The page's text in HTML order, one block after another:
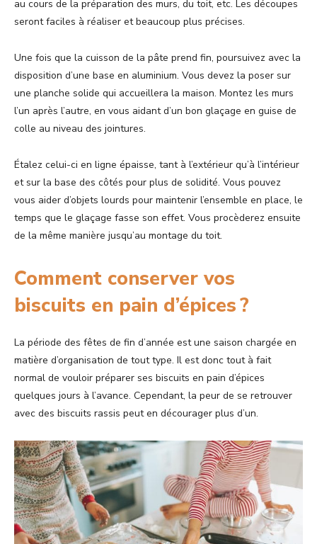
au cours de la préparation des murs, du toit, etc. Les découpes
seront faciles à réaliser et beaucoup plus précises.
Une fois que la cuisson de la pâte prend fin, poursuivez avec la
disposition d’une base en aluminium. Vous devez la poser sur
une planche solide qui accueillera la maison. Montez les murs
l’un après l’autre, en vous aidant d’un bon glaçage en guise de
colle au niveau des jointures.
Étalez celui-ci en ligne épaisse, tant à l’extérieur qu’à l’intérieur
et sur la base des côtés pour plus de solidité. Vous pouvez
vous aider d’objets lourds pour maintenir l’ensemble en place, le
temps que le glaçage fasse son effet. Vous procèderez ensuite
de la même manière jusqu’au montage du toit.
Comment conserver vos
biscuits en pain d’épices ?
La période des fêtes de fin d’année est une saison chargée en
matière d’organisation de tout type. Il est donc tout à fait
normal de vouloir préparer ses biscuits en pain d’épices
quelques jours à l’avance. Cependant, la peur de se retrouver
avec des biscuits rassis peut en décourager plus d’un.